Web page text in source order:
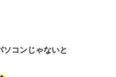
ソコンじゃないと